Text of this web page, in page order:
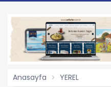
Anasayfa YEREL